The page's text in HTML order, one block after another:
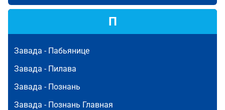
П
Завада - Пабьянице
Завада - Пилава
Завада - Познань
Завада - Познань Главная